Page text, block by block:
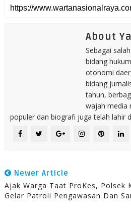
About
Sebagai
bidang
otonomi
bidang
tahun,
wajah media
populer dan biografi juga telah lahir
Newer Article
Ajak Warga Taat ProKes, Polsek
Gelar Patroli Pengawasan Dan